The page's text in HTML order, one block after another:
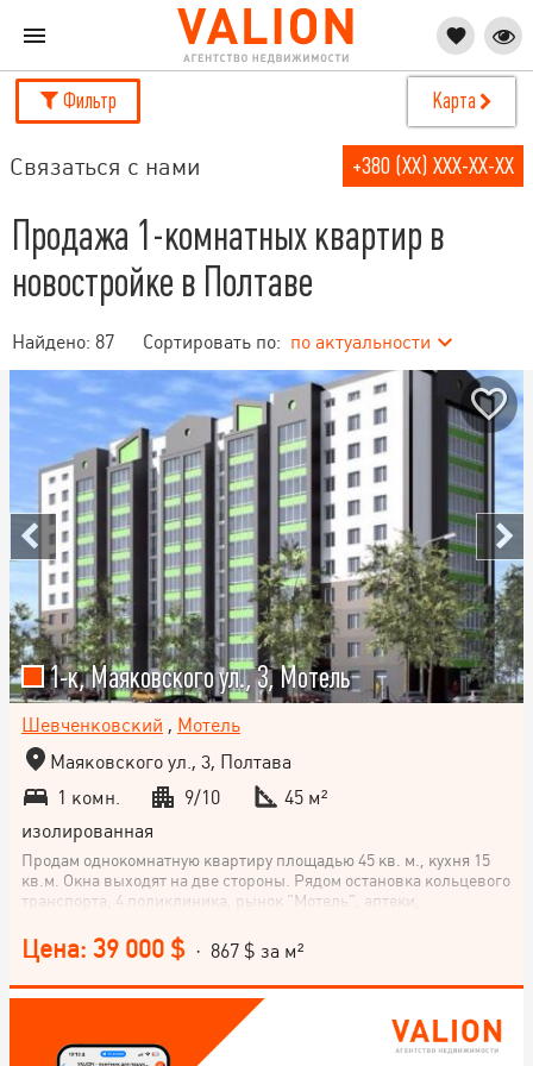
Фильтр Карта
Связаться с нами +380 (XX) XXX-XX-XX
Продажа 1-комнатных квартир в
новостройке в Полтаве
Найдено: 87 Сортировать по: по актуальности
1-к, Маяковского ул., 3, Мотель
Шевченковский , Мотель
Маяковского ул., 3, Полтава
1 комн.
9/10
45 м²
изолированная
Продам однокомнатную квартиру площадью 45 кв. м., кухня 15
кв.м. Окна выходят на две стороны. Рядом остановка кольцевого
транспорта, 4 поликлиника, рынок "Мотель", аптеки,
Цена: 39 000 $ · 867 $ за м²